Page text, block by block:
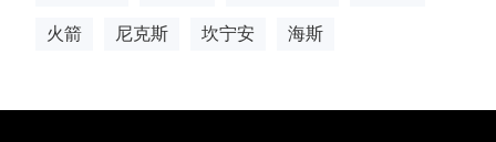
火箭 尼克斯 坎宁安 海斯